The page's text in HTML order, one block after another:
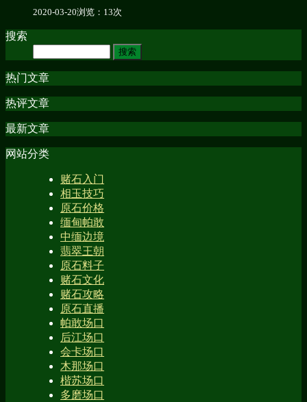
2020-03-20浏览：13次
搜索
热门文章
热评文章
最新文章
网站分类
赌石入门
相玉技巧
原石价格
缅甸帕敢
中缅边境
翡翠王朝
原石料子
赌石文化
赌石攻略
原石直播
帕敢场口
后江场口
会卡场口
木那场口
楷苏场口
多磨场口